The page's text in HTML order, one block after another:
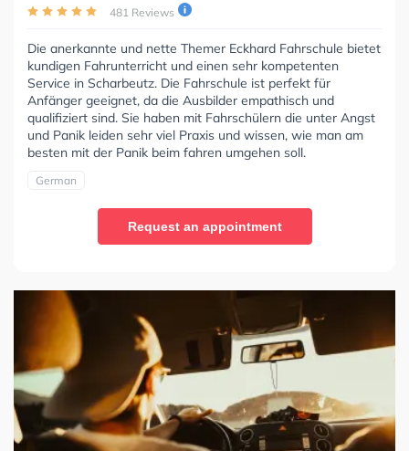
481 Reviews
Die anerkannte und nette Themer Eckhard Fahrschule bietet
kundigen Fahrunterricht und einen sehr kompetenten
Service in Scharbeutz. Die Fahrschule ist perfekt für
Anfänger geeignet, da die Ausbilder empathisch und
qualifiziert sind. Sie haben mit Fahrschülern die unter Angst
und Panik leiden sehr viel Praxis und wissen, wie man am
besten mit der Panik beim fahren umgehen soll.
German
Request an appointment